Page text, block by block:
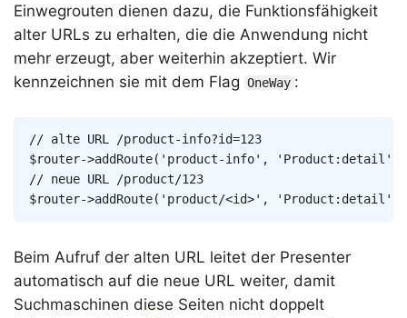
Einwegrouten dienen dazu, die Funktionsfähigkeit
alter URLs zu erhalten, die die Anwendung nicht
mehr erzeugt, aber weiterhin akzeptiert. Wir
kennzeichnen sie mit dem Flag OneWay :
// alte URL /product-info?id=123
$router->addRoute( 'product-info' , 'Product:detail'
// neue URL /product/123
$router->addRoute( 'product/<id>' , 'Product:detail'
Beim Aufruf der alten URL leitet der Presenter
automatisch auf die neue URL weiter, damit
Suchmaschinen diese Seiten nicht doppelt